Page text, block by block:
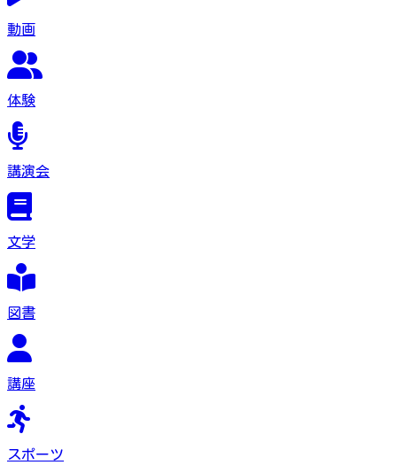
動画
体験
講演会
文学
図書
講座
スポーツ